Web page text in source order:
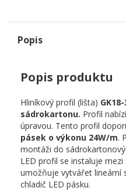
Popis
Popis produktu
Hliníkový profil (lišta) GK18-
sádrokartonu. Profil
úpravou. Tento profil
pásek o výkonu 24W/m.
montáži do
LED profil se instaluje
umožňuje vytvářet lineární
chladič LED pásku.